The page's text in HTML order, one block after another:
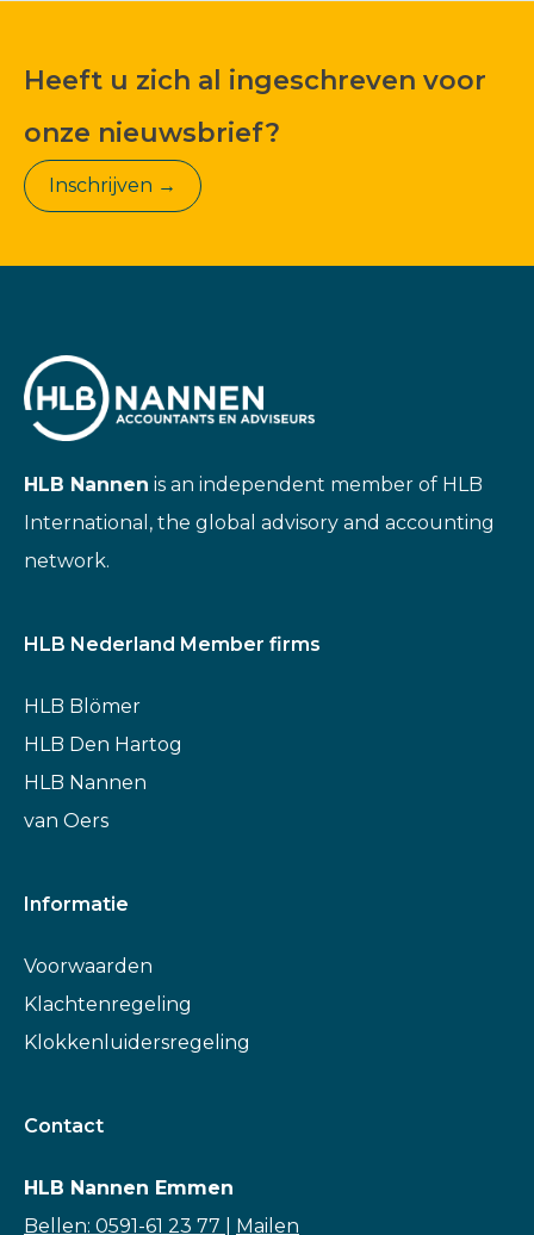
Heeft u zich al ingeschreven voor
onze nieuwsbrief?
Inschrijven →
HLB Nannen is an independent member of HLB
International, the global advisory and accounting
network.
HLB Nederland Member firms
HLB Blömer
HLB Den Hartog
HLB Nannen
van Oers
Informatie
Voorwaarden
Klachtenregeling
Klokkenluidersregeling
Contact
HLB Nannen Emmen
Bellen: 0591-61 23 77
Mailen